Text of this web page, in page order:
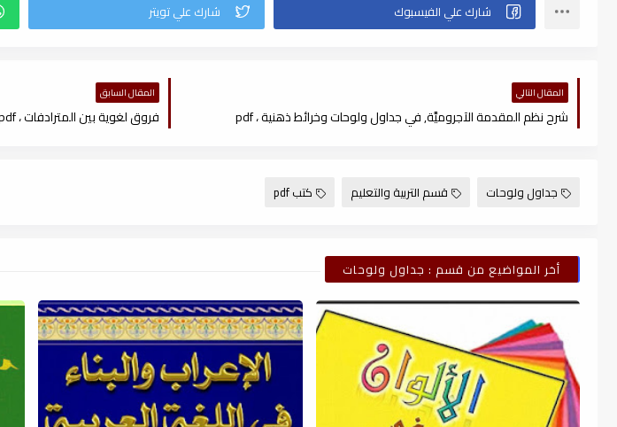
المقال التالي
شرح نظم المقدمة الآجروميَّة, في جداول ولوحات وخرائط ذهنية ، pdf
المقال السابق
فروق لغوية بين المترادفات ، pdf
جداول ولوحات قسم التربية والتعليم كتب pdf
أخر المواضيع من قسم : جداول ولوحات